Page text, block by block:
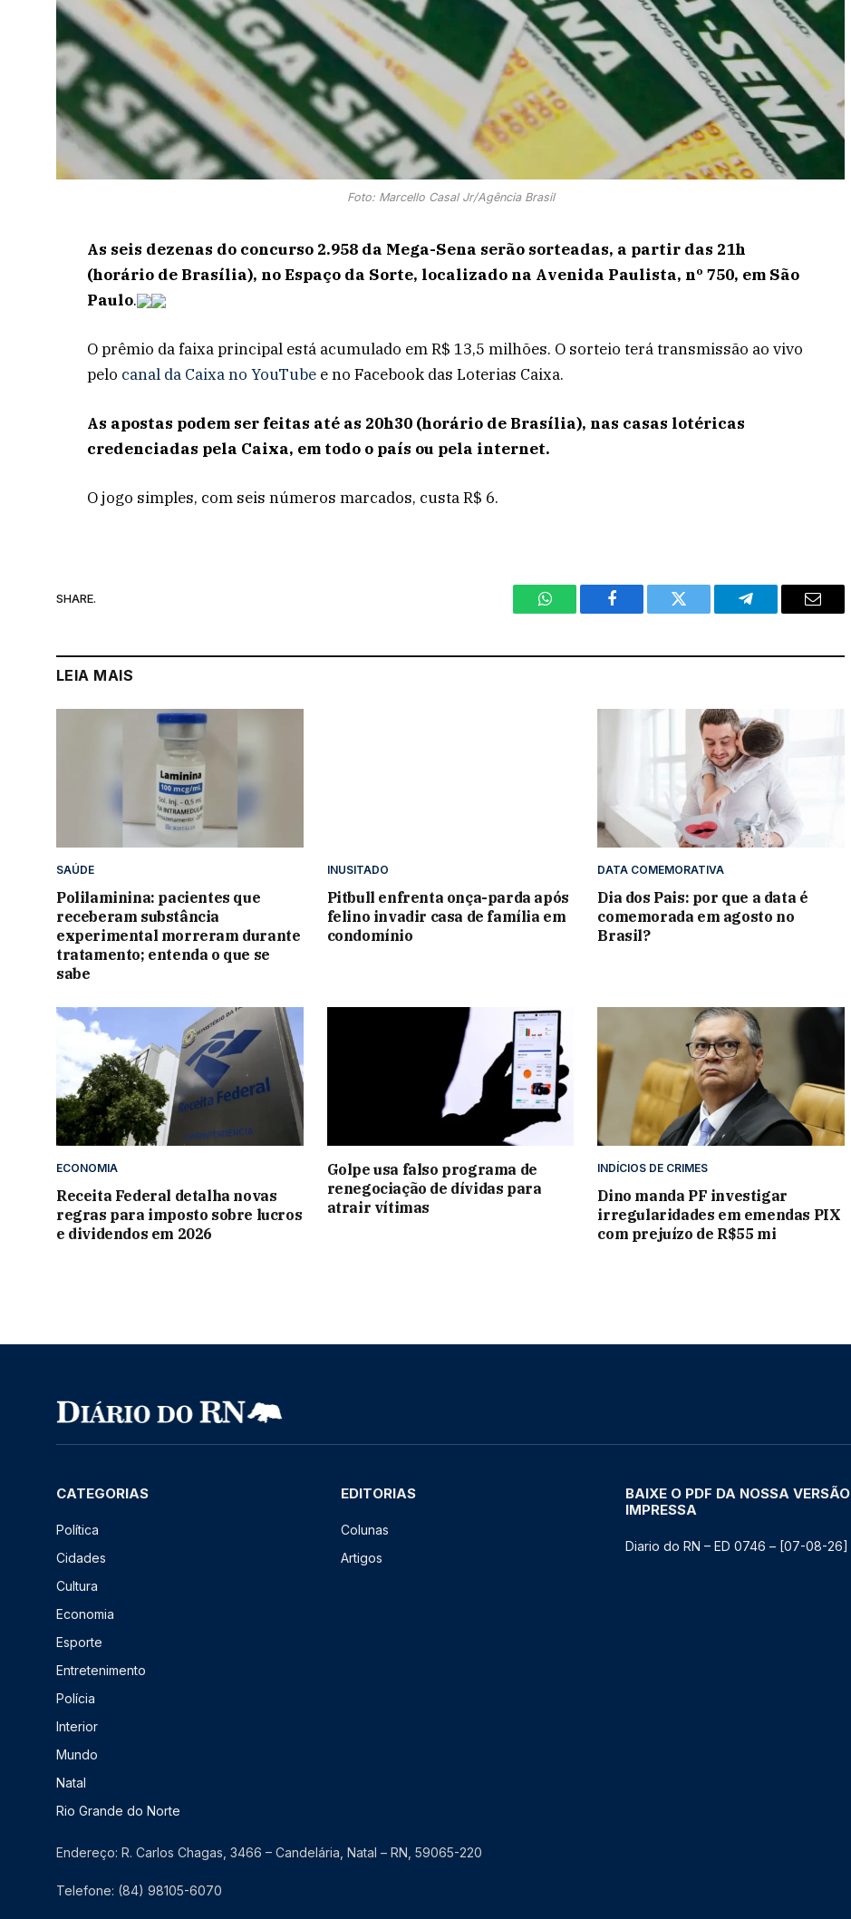
Foto: Marcello Casal Jr/Agência Brasil
As seis dezenas do concurso 2.958 da Mega-Sena serão sorteadas, a partir das 21h
(horário de Brasília), no Espaço da Sorte, localizado na Avenida Paulista, nº 750, em São
Paulo.
O prêmio da faixa principal está acumulado em R$ 13,5 milhões. O sorteio terá transmissão ao vivo
pelo canal da Caixa no YouTube e no Facebook das Loterias Caixa.
As apostas podem ser feitas até as 20h30 (horário de Brasília), nas casas lotéricas
credenciadas pela Caixa, em todo o país ou pela internet.
O jogo simples, com seis números marcados, custa R$ 6.
SHARE.
WhatsAppFacebook Twitter Telegram Email
LEIA MAIS
SAÚDE
Polilaminina: pacientes que
receberam substância
experimental morreram durante
tratamento; entenda o que se
sabe
INUSITADO
Pitbull enfrenta onça-parda após
felino invadir casa de família em
condomínio
DATA COMEMORATIVA
Dia dos Pais: por que a data é
comemorada em agosto no
Brasil?
ECONOMIA
Receita Federal detalha novas
regras para imposto sobre lucros
e dividendos em 2026
Golpe usa falso programa de
renegociação de dívidas para
atrair vítimas
INDÍCIOS DE CRIMES
Dino manda PF investigar
irregularidades em emendas PIX
com prejuízo de R$55 mi
CATEGORIAS
Política
Cidades
Cultura
Economia
Esporte
Entretenimento
Polícia
Interior
Mundo
Natal
Rio Grande do Norte
EDITORIAS
Colunas
Artigos
BAIXE O PDF DA NOSSA VERSÃO
IMPRESSA
Diario do RN – ED 0746 – [07-08-26]
Endereço: R. Carlos Chagas, 3466 – Candelária, Natal – RN, 59065-220
Telefone: (84) 98105-6070